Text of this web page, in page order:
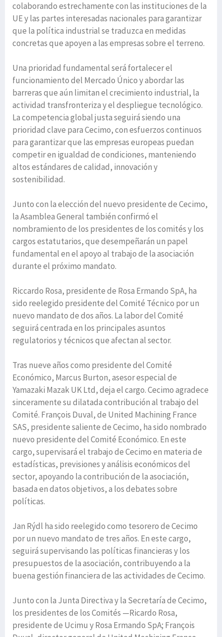
colaborando estrechamente con las instituciones de la
UE y las partes interesadas nacionales para garantizar
que la política industrial se traduzca en medidas
concretas que apoyen a las empresas sobre el terreno.
Una prioridad fundamental será fortalecer el
funcionamiento del Mercado Único y abordar las
barreras que aún limitan el crecimiento industrial, la
actividad transfronteriza y el despliegue tecnológico.
La competencia global justa seguirá siendo una
prioridad clave para Cecimo, con esfuerzos continuos
para garantizar que las empresas europeas puedan
competir en igualdad de condiciones, manteniendo
altos estándares de calidad, innovación y
sostenibilidad.
Junto con la elección del nuevo presidente de Cecimo,
la Asamblea General también confirmó el
nombramiento de los presidentes de los comités y los
cargos estatutarios, que desempeñarán un papel
fundamental en el apoyo al trabajo de la asociación
durante el próximo mandato.
Riccardo Rosa, presidente de Rosa Ermando SpA, ha
sido reelegido presidente del Comité Técnico por un
nuevo mandato de dos años. La labor del Comité
seguirá centrada en los principales asuntos
regulatorios y técnicos que afectan al sector.
Tras nueve años como presidente del Comité
Económico, Marcus Burton, asesor especial de
Yamazaki Mazak UK Ltd, deja el cargo. Cecimo agradece
sinceramente su dilatada contribución al trabajo del
Comité. François Duval, de United Machining France
SAS, presidente saliente de Cecimo, ha sido nombrado
nuevo presidente del Comité Económico. En este
cargo, supervisará el trabajo de Cecimo en materia de
estadísticas, previsiones y análisis económicos del
sector, apoyando la contribución de la asociación,
basada en datos objetivos, a los debates sobre
políticas.
Jan Rýdl ha sido reelegido como tesorero de Cecimo
por un nuevo mandato de tres años. En este cargo,
seguirá supervisando las políticas financieras y los
presupuestos de la asociación, contribuyendo a la
buena gestión financiera de las actividades de Cecimo.
Junto con la Junta Directiva y la Secretaría de Cecimo,
los presidentes de los Comités —Ricardo Rosa,
presidente de Ucimu y Rosa Ermando SpA; François